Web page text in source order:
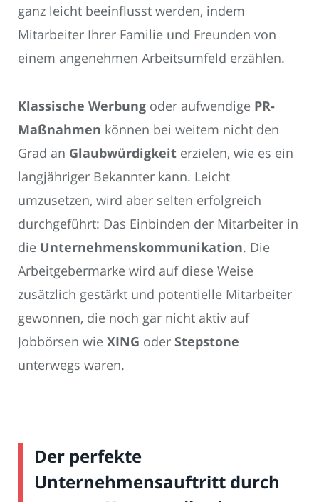
ganz leicht beeinflusst werden, indem
Mitarbeiter Ihrer Familie und Freunden von
einem angenehmen Arbeitsumfeld erzählen.
Klassische Werbung oder aufwendige PR-
Maßnahmen können bei weitem nicht den
Grad an Glaubwürdigkeit erzielen, wie es ein
langjähriger Bekannter kann. Leicht
umzusetzen, wird aber selten erfolgreich
durchgeführt: Das Einbinden der Mitarbeiter in
die Unternehmenskommunikation. Die
Arbeitgebermarke wird auf diese Weise
zusätzlich gestärkt und potentielle Mitarbeiter
gewonnen, die noch gar nicht aktiv auf
Jobbörsen wie XING oder Stepstone
unterwegs waren.
Der perfekte
Unternehmensauftritt durch